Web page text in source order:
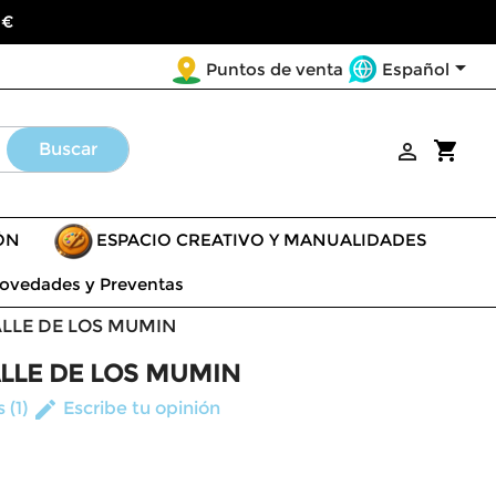
Puntos de venta Español
Buscar shopping_cart

ESPACIO CREATIVO Y MANUALIDADES
y Preventas
DE LOS MUMIN
DE LOS MUMIN
(1) edit Escribe tu opinión